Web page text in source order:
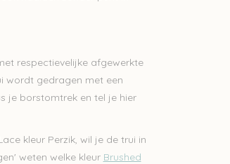
respectievelijke afgewerkte
wordt gedragen met een
je borstomtrek en tel je hier
kleur Perzik, wil je de trui in
weten welke kleur Brushed